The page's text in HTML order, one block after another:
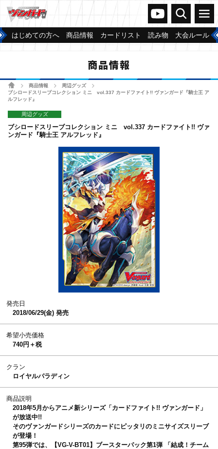
ヴァンガードch
検索 メニュー
はじめての方へ 商品情報 カードリスト 読み物 大会ルール
商品情報
ホーム商品情報 周辺グッズ
ブシロードスリーブコレクション ミニ vol.337 カードファイト!! ヴァンガード『騎士王 ア
ルフレッド』
周辺グッズ
ブシロードスリーブコレクション ミニ vol.337 カードファイト!! ヴァ
ンガード『騎士王 アルフレッド』
発売日
2018/06/29(金) 発売
希望小売価格
740円＋税
クラン
ロイヤルパラディン
商品説明
2018年5月からアニメ新シリーズ「カードファイト!! ヴァンガード」
が放送中!!
そのヴァンガードシリーズのカードにピッタリのミニサイズスリーブ
が登場！
第95弾では、【VG-V-BT01】ブースターパック第1弾 「結成！チーム